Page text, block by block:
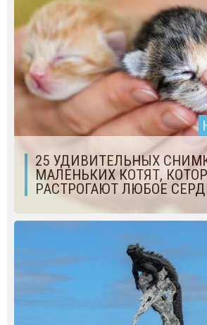
25 УДИВИТЕЛЬНЫХ
МАЛЕНЬКИХ КОТЯТ,
РАСТРОГАЮТ ЛЮБОЕ